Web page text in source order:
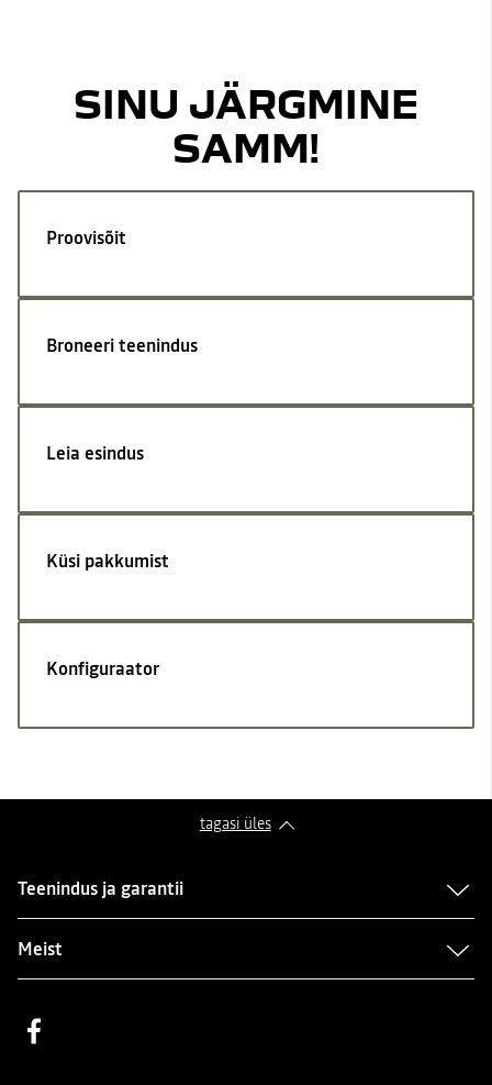
SINU JÄRGMINE
SAMM!
Proovisõit
Broneeri teenindus
Leia esindus
Küsi pakkumist
Konfiguraator
tagasi üles
Teenindus ja garantii
Meist